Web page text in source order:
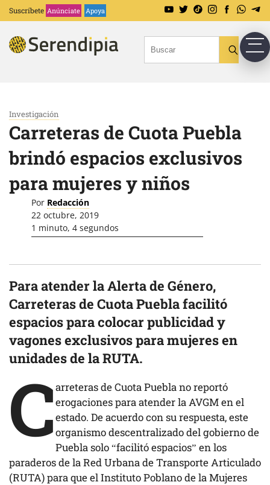
Suscríbete Anúnciate Apoya
Investigación
Carreteras de Cuota Puebla
brindó espacios exclusivos
para mujeres y niños
Por Redacción
22 octubre, 2019
1 minuto, 4 segundos
Para atender la Alerta de Género,
Carreteras de Cuota Puebla facilitó
espacios para colocar publicidad y
vagones exclusivos para mujeres en
unidades de la RUTA.
Carreteras de Cuota Puebla no reportó
erogaciones para atender la AVGM en el
estado. De acuerdo con su respuesta, este
organismo descentralizado del gobierno de
Puebla solo “facilitó espacios” en los
paraderos de la Red Urbana de Transporte Articulado
(RUTA) para que el Instituto Poblano de la Mujeres